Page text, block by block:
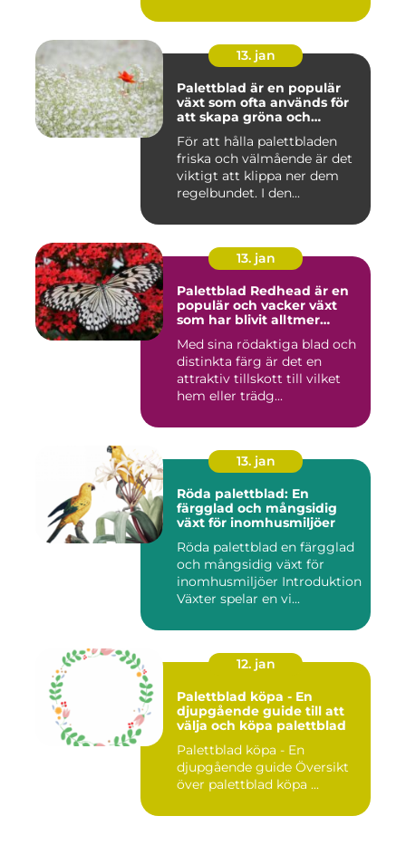
13. jan
Palettblad är en populär
växt som ofta används för
att skapa gröna och
inomhusmiljöer
För att hålla palettbladen
friska och välmående är det
viktigt att klippa ner dem
regelbundet. I den...
13. jan
Palettblad Redhead är en
populär och vacker växt
som har blivit alltmer
trädgårdsentusiaster
Med sina rödaktiga blad och
distinkta färg är det en
attraktiv tillskott till vilket
hem eller trädg...
13. jan
Röda palettblad: En
färgglad och mångsidig
växt för inomhusmiljöer
Röda palettblad en färgglad
och mångsidig växt för
inomhusmiljöer Introduktion
Växter spelar en vi...
12. jan
Palettblad köpa - En
djupgående guide till att
välja och köpa palettblad
Palettblad köpa - En
djupgående guide Översikt
över palettblad köpa ...